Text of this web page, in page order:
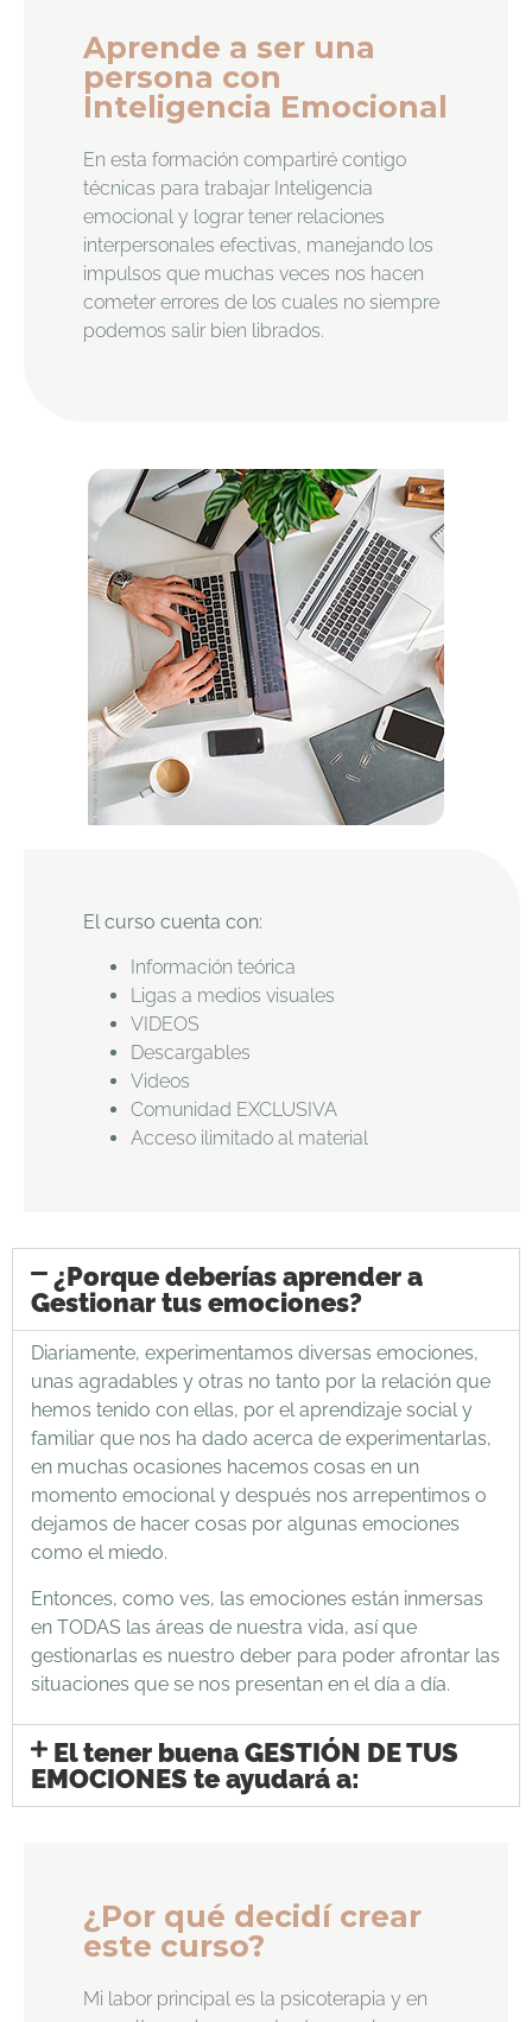
Aprende a ser una
persona con
Inteligencia Emocional
En esta formación compartiré contigo
técnicas para trabajar Inteligencia
emocional y lograr tener relaciones
interpersonales efectivas, manejando los
impulsos que muchas veces nos hacen
cometer errores de los cuales no siempre
podemos salir bien librados.
El curso cuenta con:
Información teórica
Ligas a medios visuales
VIDEOS
Descargables
Videos
Comunidad EXCLUSIVA
Acceso ilimitado al material
¿Porque deberías aprender a
Gestionar tus emociones?
Diariamente, experimentamos diversas emociones,
unas agradables y otras no tanto por la relación que
hemos tenido con ellas, por el aprendizaje social y
familiar que nos ha dado acerca de experimentarlas,
en muchas ocasiones hacemos cosas en un
momento emocional y después nos arrepentimos o
dejamos de hacer cosas por algunas emociones
como el miedo.
Entonces, como ves, las emociones están inmersas
en TODAS las áreas de nuestra vida, así que
gestionarlas es nuestro deber para poder afrontar las
situaciones que se nos presentan en el día a día.
El tener buena GESTIÓN DE TUS
EMOCIONES te ayudará a:
¿Por qué decidí crear
este curso?
Mi labor principal es la psicoterapia y en